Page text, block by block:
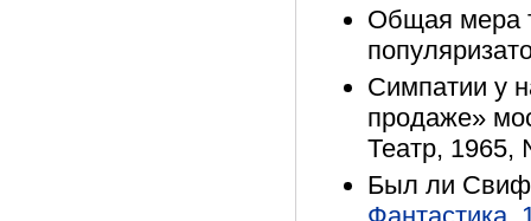
Общая мера
Симпатии у
продаже»
Театр, 1965,
Был ли